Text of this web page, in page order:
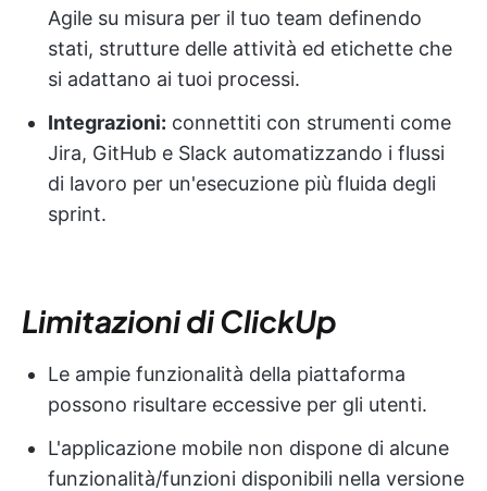
Agile su misura per il tuo team definendo
stati, strutture delle attività ed etichette che
si adattano ai tuoi processi.
Integrazioni: connettiti con strumenti come
Jira, GitHub e Slack automatizzando i flussi
di lavoro per un'esecuzione più fluida degli
sprint.
Limitazioni di ClickUp
Le ampie funzionalità della piattaforma
possono risultare eccessive per gli utenti.
L'applicazione mobile non dispone di alcune
funzionalità/funzioni disponibili nella versione